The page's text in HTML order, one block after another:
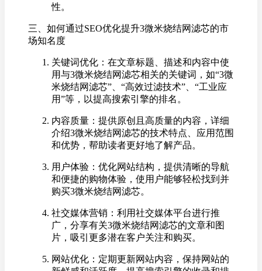
性。
三、如何通过SEO优化提升3微米烧结网滤芯的市
场知名度
关键词优化：在文章标题、描述和内容中使
用与3微米烧结网滤芯相关的关键词，如“3微
米烧结网滤芯”、“高效过滤技术”、“工业应
用”等，以提高搜索引擎的排名。
内容质量：提供原创且高质量的内容，详细
介绍3微米烧结网滤芯的技术特点、应用范围
和优势，帮助读者更好地了解产品。
用户体验：优化网站结构，提供清晰的导航
和便捷的购物体验，使用户能够轻松找到并
购买3微米烧结网滤芯。
社交媒体营销：利用社交媒体平台进行推
广，分享有关3微米烧结网滤芯的文章和图
片，吸引更多潜在客户关注和购买。
网站优化：定期更新网站内容，保持网站的